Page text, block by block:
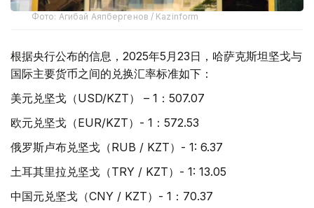
Фото: Агибай Аяпбергенов / Kazinform
根据央行公布的信息，2025年5月23日，哈萨克斯坦坚戈与
国际主要货币之间的兑换汇率标准如下：
美元兑坚戈（USD/KZT） – 1：507.07
欧元兑坚戈（EUR/KZT）- 1：572.53
俄罗斯卢布兑坚戈（RUB / KZT）- 1: 6.37
土耳其里拉兑坚戈（TRY / KZT）- 1: 13.05
中国元兑坚戈（CNY / KZT）- 1：70.37